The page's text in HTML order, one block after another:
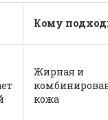
Кому
Жирная и
кожа